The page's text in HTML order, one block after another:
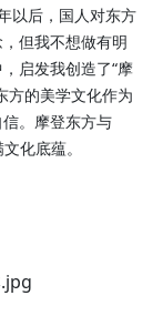
以后，国人对东方
但我不想做有明
启发我创造了“摩
方的美学文化作为
。摩登东方与
化底蕴。